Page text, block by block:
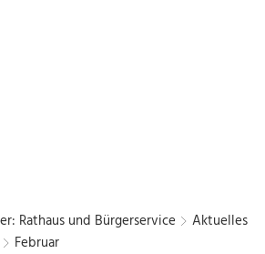
Rathaus und Bürgerservice
Aktuelles
Februar